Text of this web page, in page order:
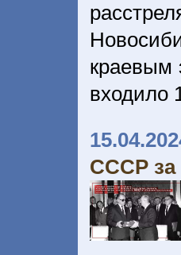
краевым
входило
СССР за